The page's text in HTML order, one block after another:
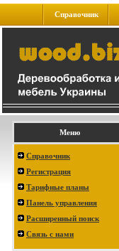
Справочник
Меню
Справочник
Регистрация
Тарифные планы
Панель управления
Расширенный поиск
Связь с нами